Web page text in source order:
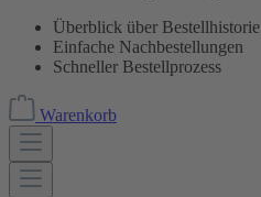
Überblick über Bestellhistorie
Einfache Nachbestellungen
Schneller Bestellprozess
Warenkorb